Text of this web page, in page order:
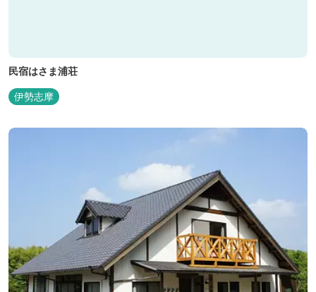
民宿はさま浦荘
伊勢志摩